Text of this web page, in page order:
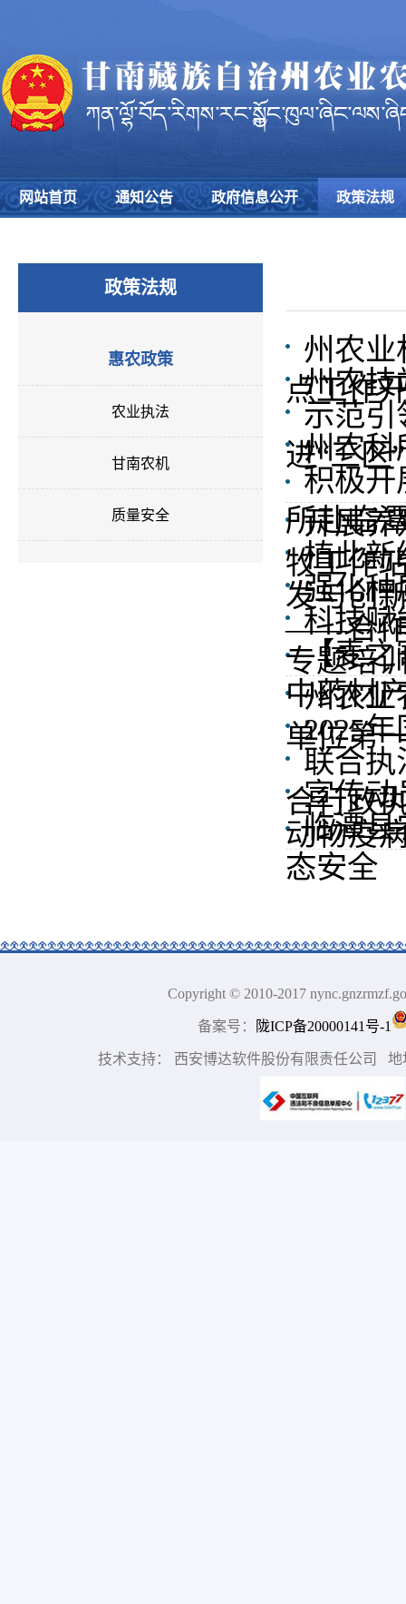
网站首页 通知公告 政府信息公开 政策法规
政策法规
惠农政策
农业执法
甘南农机
质量安全
州农业
点工作
州农技
示范引
进“三区
州农科
积极开
所赴临
开展
牧工作
植此
发与创
强化种
——合作
科技
专题培
【麦
中药材
州农业
单位第
2025
联合
合行政
宣传
动物疫
临潭县
态安全
Copyright © 2010-2017
备案号： 陇ICP备20000141号-1
技术支持： 西安博达软件股份有限责任公司 地